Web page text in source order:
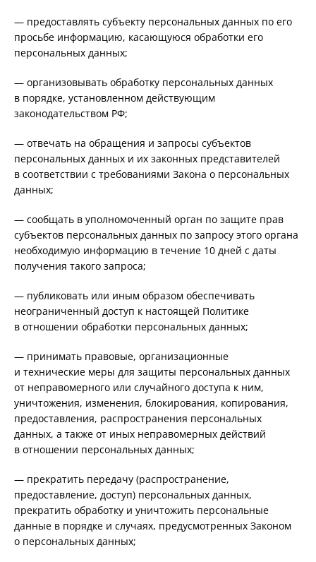
— предоставлять субъекту персональных данных по его
просьбе информацию, касающуюся обработки его
персональных данных;
— организовывать обработку персональных данных
в порядке, установленном действующим
законодательством РФ;
— отвечать на обращения и запросы субъектов
персональных данных и их законных представителей
в соответствии с требованиями Закона о персональных
данных;
— сообщать в уполномоченный орган по защите прав
субъектов персональных данных по запросу этого органа
необходимую информацию в течение 10 дней с даты
получения такого запроса;
— публиковать или иным образом обеспечивать
неограниченный доступ к настоящей Политике
в отношении обработки персональных данных;
— принимать правовые, организационные
и технические меры для защиты персональных данных
от неправомерного или случайного доступа к ним,
уничтожения, изменения, блокирования, копирования,
предоставления, распространения персональных
данных, а также от иных неправомерных действий
в отношении персональных данных;
— прекратить передачу (распространение,
предоставление, доступ) персональных данных,
прекратить обработку и уничтожить персональные
данные в порядке и случаях, предусмотренных Законом
о персональных данных;